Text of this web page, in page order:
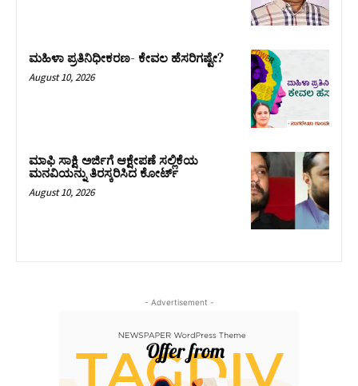
ಮಹಿಳಾ ಪ್ರತಿನಿಧೀಕರಣ- ಕೇವಲ ಹೆಸರಿಗಷ್ಟೇ?
August 10, 2026
ಮಾಫಿ ಸಾಕ್ಷಿ ಅರ್ಜಿಗೆ ಆಕ್ಷೇಪಣೆ ಸಲ್ಲಿಕೆಯ
ಮನವಿಯನ್ನು ತಿರಸ್ಕರಿಸಿದ ಕೋರ್ಟ್‌
August 10, 2026
- Advertisement -